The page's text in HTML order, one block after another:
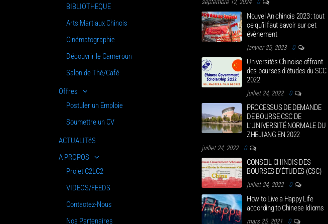
BIBLIOTHEQUE
Arts Martiaux Chinois
Cinématographie
Découvrir le Cameroun
Salon de Thé/Café
Offres
Postuler un Emploie
Soumettre un CV
ACTUALITéS
A PROPOS
Projet C2LC2
VIDEOS/FEEDS
Contactez-Nous
Nos Partenaires
septembre 12, 2024 0
Nouvel An chinois 2023 : tout
ce qu’il faut savoir sur cet
évènement
janvier 25, 2023 0
Universités Chinoise offrant
des bourses d’études du SCC
2022
juillet 24, 2022 0
PROCESSUS DE DEMANDE
DE BOURSE CSC DE
L’UNIVERSITÉ NORMALE DU
ZHEJIANG EN 2022
juillet 24, 2022 0
CONSEIL CHINOIS DES
BOURSES D’ÉTUDES (CSC)
juillet 24, 2022 0
How to Live a Happy Life
according to Chinese Idioms
mars 25, 2021 0